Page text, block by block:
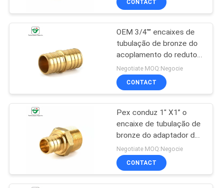
CITAÇÕES
MAPA
PRIVACY
POLICY
Válvula de bola sem
chumbo
Válvula de parada
de bronze
27
CONTACT
OEM 3/4"” encaixes de
tubulação de bronze do
acoplamento do redutor
do conector da
mangueira X1/2
Negotiate MOQ:Negocie
CONTACT
Pex conduz 1" X1” o
encaixe de tubulação de
bronze do adaptador do
homem MNPT
Negotiate MOQ:Negocie
CONTACT